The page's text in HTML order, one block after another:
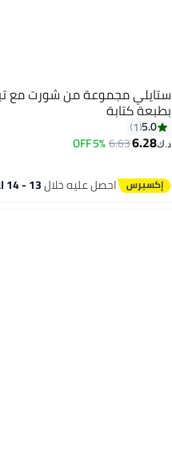
ستايلي مجموعة من شورت مع
بطبعة كتابة
5.0
1
د.ك‏6.28
6.63
5% OFF
احصل عليه خلال13 - 14 اغسطس